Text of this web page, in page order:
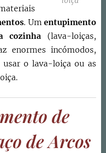
. Umentupimento
cozinha (lava-loiças,
enormes incómodos,
o lava-loiça ou as
de
de Arcos